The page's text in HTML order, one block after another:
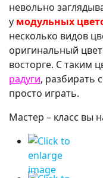
невольно
у модульных
несколько видов
оригинальный
восторге. С таким
радуги, разбирать
просто играть.
Мастер – класс вы